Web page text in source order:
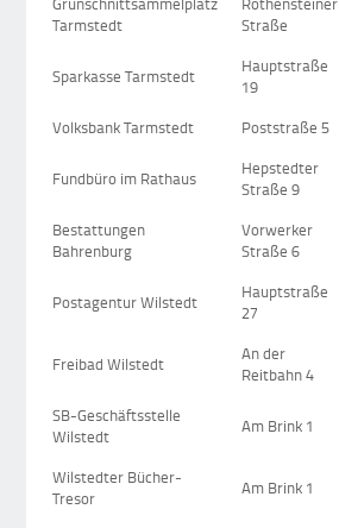
Tarmstedt
Straße
Sparkasse Tarmstedt
Hauptstraße
19
Volksbank Tarmstedt Poststraße 5
Fundbüro im Rathaus
Hepstedter
Straße 9
Bestattungen
Bahrenburg
Vorwerker
Straße 6
Postagentur Wilstedt
Hauptstraße
27
Freibad Wilstedt
An der
Reitbahn 4
SB-Geschäftsstelle
Wilstedt
Am Brink 1
Wilstedter Bücher-
Tresor
Am Brink 1